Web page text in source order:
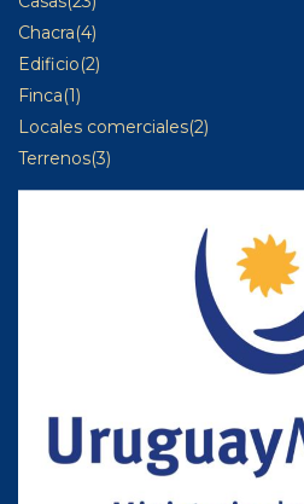
Chacra(4)
Edificio(2)
Finca(1)
Locales comerciales(2)
Terrenos(3)